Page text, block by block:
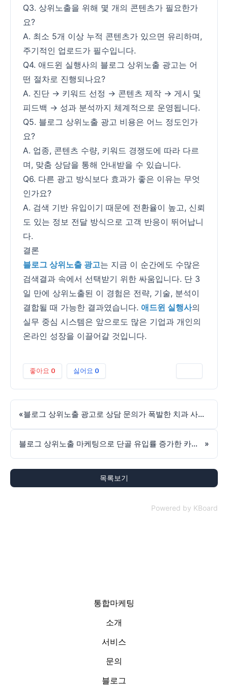
Q3. 상위노출을 위해 몇 개의 콘텐츠가 필요한가
요?
A. 최소 5개 이상 누적 콘텐츠가 있으면 유리하며,
주기적인 업로드가 필수입니다.
Q4. 애드윈 실행사의 블로그 상위노출 광고는 어
떤 절차로 진행되나요?
A. 진단 → 키워드 선정 → 콘텐츠 제작 → 게시 및
피드백 → 성과 분석까지 체계적으로 운영됩니다.
Q5. 블로그 상위노출 광고 비용은 어느 정도인가
요?
A. 업종, 콘텐츠 수량, 키워드 경쟁도에 따라 다르
며, 맞춤 상담을 통해 안내받을 수 있습니다.
Q6. 다른 광고 방식보다 효과가 좋은 이유는 무엇
인가요?
A. 검색 기반 유입이기 때문에 전환율이 높고, 신뢰
도 있는 정보 전달 방식으로 고객 반응이 뛰어납니
다.
결론
블로그 상위노출 광고는 지금 이 순간에도 수많은
검색결과 속에서 선택받기 위한 싸움입니다. 단 3
일 만에 상위노출된 이 경험은 전략, 기술, 분석이
결합될 때 가능한 결과였습니다. 애드윈 실행사의
실무 중심 시스템은 앞으로도 많은 기업과 개인의
온라인 성장을 이끌어갈 것입니다.
좋아요 0 싫어요 0
« 블로그 상위노출 광고로 상담 문의가 폭발한 치과 사례 분석
블로그 상위노출 마케팅으로 단골 유입률 증가한 카페 사례 »
목록보기
Powered by KBoard
통합마케팅
소개
서비스
문의
블로그